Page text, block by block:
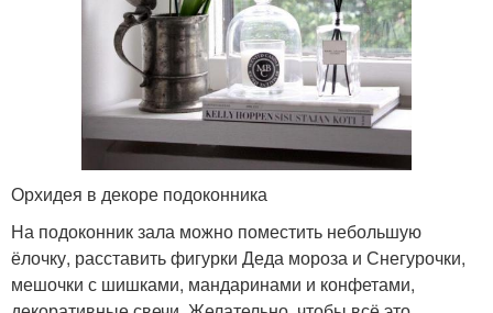
Орхидея в декоре подоконника
На подоконник зала можно поместить небольшую
ёлочку, расставить фигурки Деда мороза и Снегурочки,
мешочки с шишками, мандаринами и конфетами,